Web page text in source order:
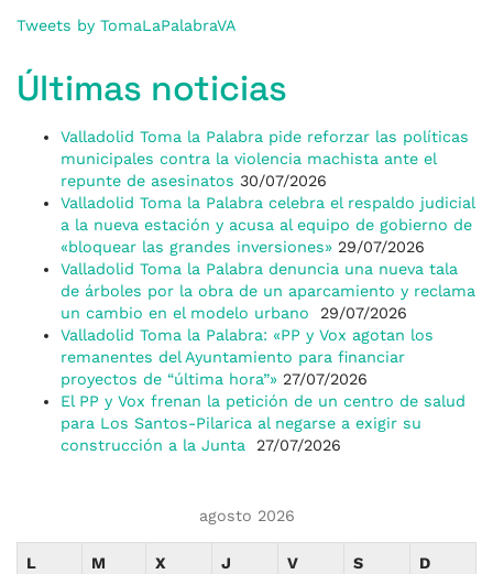
Tweets by TomaLaPalabraVA
Últimas noticias
Valladolid Toma la Palabra pide reforzar las políticas
municipales contra la violencia machista ante el
repunte de asesinatos 30/07/2026
Valladolid Toma la Palabra celebra el respaldo judicial
a la nueva estación y acusa al equipo de gobierno de
«bloquear las grandes inversiones» 29/07/2026
Valladolid Toma la Palabra denuncia una nueva tala
de árboles por la obra de un aparcamiento y reclama
un cambio en el modelo urbano
29/07/2026
Valladolid Toma la Palabra: «PP y Vox agotan los
remanentes del Ayuntamiento para financiar
proyectos de “última hora”» 27/07/2026
El PP y Vox frenan la petición de un centro de salud
para Los Santos-Pilarica al negarse a exigir su
construcción a la Junta
27/07/2026
agosto 2026
L M X J V S D